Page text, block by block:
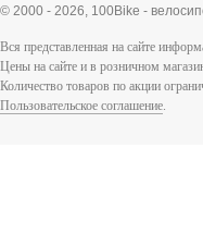
© 2000 - 2026, 100Bike -
Вся представленная на сайте
Цены на сайте и в розничном
Количество товаров по акции
Пользовательское соглашение.